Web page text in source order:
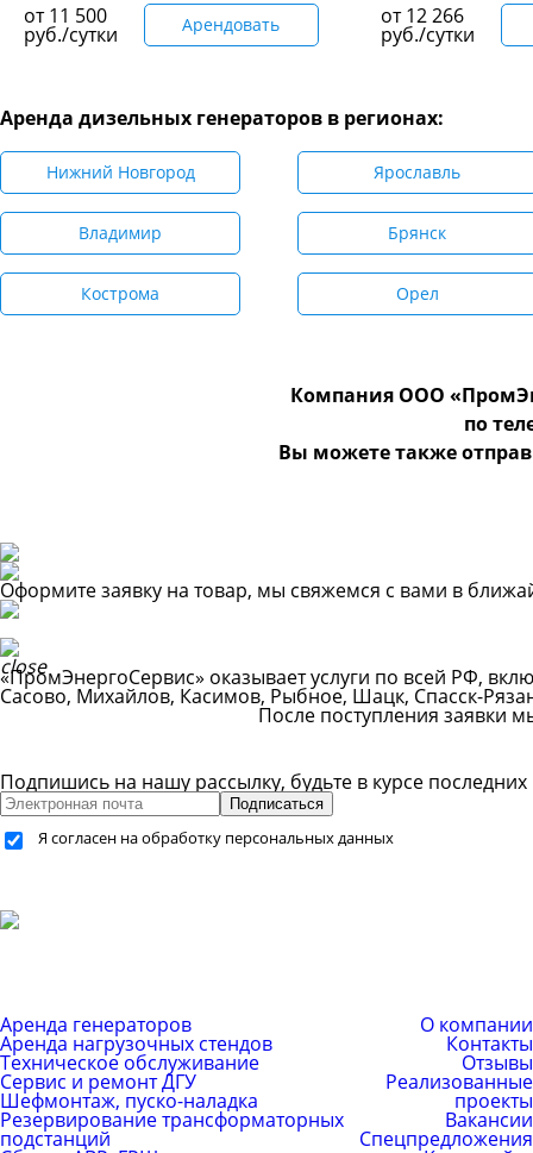
от11 500
руб./сутки Арендовать
от12 266
руб./сутки
Аренда дизельных генераторов в регионах:
Нижний Новгород Ярославль
Владимир Брянск
Кострома Орел
Компания ООО
по
Вы можете также
Оформите заявку на товар, мы свяжемся с вами в
«ПромЭнергоСервис» оказывает услуги по всей РФ,
Сасово, Михайлов, Касимов, Рыбное, Шацк, Спасск-
После поступления заявки
Подпишись на нашу рассылку, будьте в курсе
Подписаться
Я согласен на обработку персональных данных
Аренда генераторов
Аренда нагрузочных стендов
Техническое обслуживание
Сервис и ремонт ДГУ
Шефмонтаж, пуско-наладка
Резервирование трансформаторных
подстанций
О компании
Контакты
Отзывы
Реализованные
проекты
Вакансии
Спецпредложения